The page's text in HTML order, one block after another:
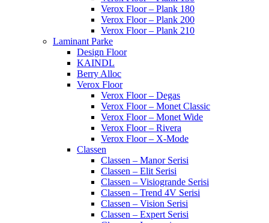
Verox Floor – Plank 180
Verox Floor – Plank 200
Verox Floor – Plank 210
Laminant Parke
Design Floor
KAINDL
Berry Alloc
Verox Floor
Verox Floor – Degas
Verox Floor – Monet Classic
Verox Floor – Monet Wide
Verox Floor – Rivera
Verox Floor – X-Mode
Classen
Classen – Manor Serisi
Classen – Elit Serisi
Classen – Visiogrande Serisi
Classen – Trend 4V Serisi
Classen – Vision Serisi
Classen – Expert Serisi